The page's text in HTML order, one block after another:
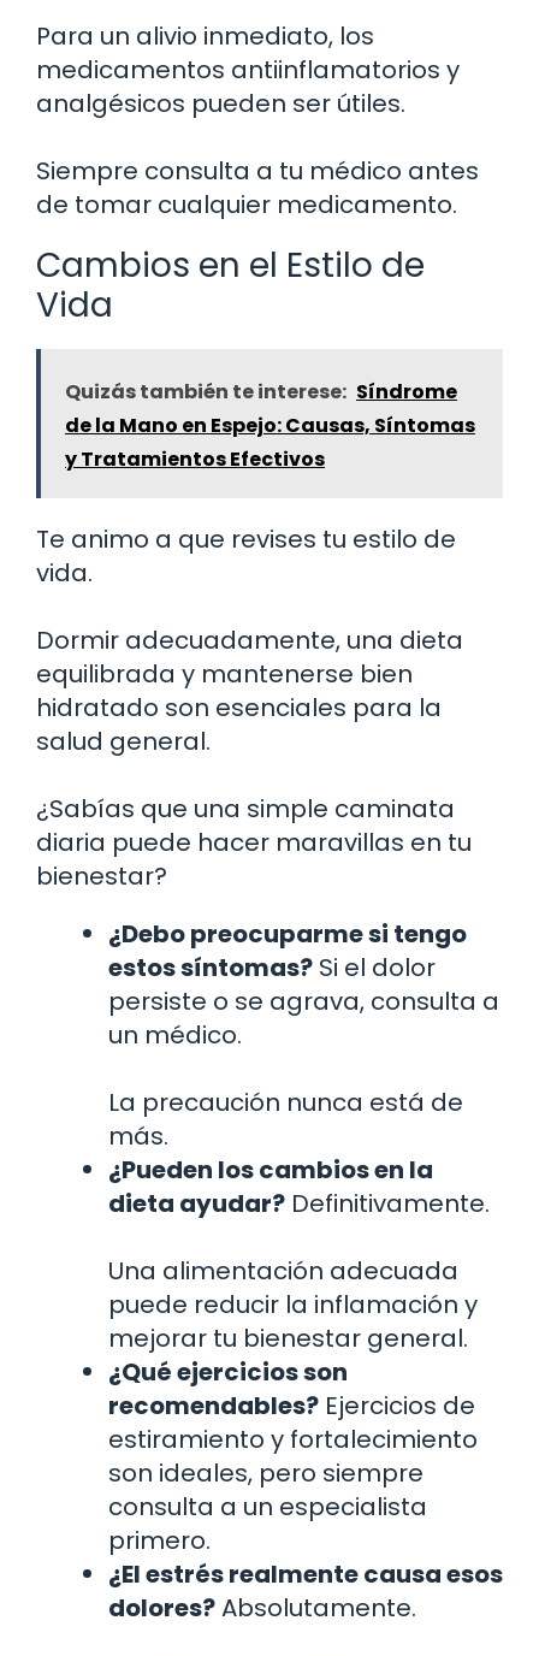
Para un alivio inmediato, los
medicamentos antiinflamatorios y
analgésicos pueden ser útiles.
Siempre consulta a tu médico antes
de tomar cualquier medicamento.
Cambios en el Estilo de
Vida
Quizás también te interese: Síndrome
de la Mano en Espejo: Causas, Síntomas
y Tratamientos Efectivos
Te animo a que revises tu estilo de
vida.
Dormir adecuadamente, una dieta
equilibrada y mantenerse bien
hidratado son esenciales para la
salud general.
¿Sabías que una simple caminata
diaria puede hacer maravillas en tu
bienestar?
¿Debo preocuparme si tengo
estos síntomas? Si el dolor
persiste o se agrava, consulta a
un médico.
La precaución nunca está de
más.
¿Pueden los cambios en la
dieta ayudar? Definitivamente.
Una alimentación adecuada
puede reducir la inflamación y
mejorar tu bienestar general.
¿Qué ejercicios son
recomendables? Ejercicios de
estiramiento y fortalecimiento
son ideales, pero siempre
consulta a un especialista
primero.
¿El estrés realmente causa esos
dolores?Absolutamente.